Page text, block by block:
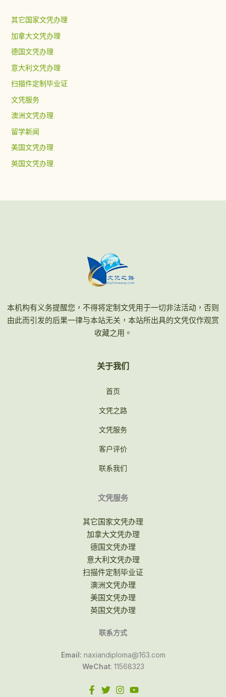
其它国家文凭办理
加拿大文凭办理
德国文凭办理
意大利文凭办理
扫描件定制毕业证
文凭服务
澳洲文凭办理
留学新闻
美国文凭办理
英国文凭办理
本机构有义务提醒您，不得将定制文凭用于一切非法活动，否则
由此而引发的后果一律与本站无关，本站所出具的文凭仅作观赏
收藏之用。
关于我们
首页
文凭之路
文凭服务
客户评价
联系我们
文凭服务
其它国家文凭办理
加拿大文凭办理
德国文凭办理
意大利文凭办理
扫描件定制毕业证
澳洲文凭办理
美国文凭办理
英国文凭办理
联系方式
Email: naxiandiploma@163.com
WeChat: 11568323